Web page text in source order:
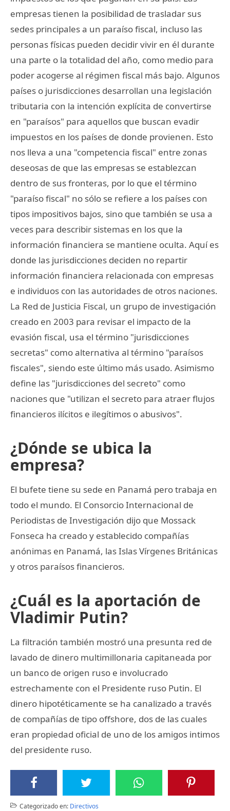
empresas tienen la posibilidad de trasladar sus
sedes principales a un paraíso fiscal, incluso las
personas físicas pueden decidir vivir en él durante
una parte o la totalidad del año, como medio para
poder acogerse al régimen fiscal más bajo. Algunos
países o jurisdicciones desarrollan una legislación
tributaria con la intención explícita de convertirse
en "paraísos" para aquellos que buscan evadir
impuestos en los países de donde provienen. Esto
nos lleva a una "competencia fiscal" entre zonas
deseosas de que las empresas se establezcan
dentro de sus fronteras, por lo que el término
"paraíso fiscal" no sólo se refiere a los países con
tipos impositivos bajos, sino que también se usa a
veces para describir sistemas en los que la
información financiera se mantiene oculta. Aquí es
donde las jurisdicciones deciden no repartir
información financiera relacionada con empresas
e individuos con las autoridades de otros naciones.
La Red de Justicia Fiscal, un grupo de investigación
creado en 2003 para revisar el impacto de la
evasión fiscal, usa el término "jurisdicciones
secretas" como alternativa al término "paraísos
fiscales", siendo este último más usado. Asimismo
define las "jurisdicciones del secreto" como
naciones que "utilizan el secreto para atraer flujos
financieros ilícitos e ilegítimos o abusivos".
¿Dónde se ubica la
empresa?
El bufete tiene su sede en Panamá pero trabaja en
todo el mundo. El Consorcio Internacional de
Periodistas de Investigación dijo que Mossack
Fonseca ha creado y establecido compañías
anónimas en Panamá, las Islas Vírgenes Británicas
y otros paraísos financieros.
¿Cuál es la aportación de
Vladimir Putin?
La filtración también mostró una presunta red de
lavado de dinero multimillonaria capitaneada por
un banco de origen ruso e involucrado
estrechamente con el Presidente ruso Putin. El
dinero hipotéticamente se ha canalizado a través
de compañías de tipo offshore, dos de las cuales
eran propiedad oficial de uno de los amigos intimos
del presidente ruso.
Categorizado en: Directivos